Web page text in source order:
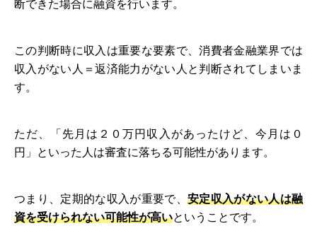
断できた場合に融資を行います。
この判断時に収入は重要な要素で、消費者金融業界では
収入がない人＝返済能力がない人と判断されてしまいま
す。
ただ、「先月は２０万円収入があったけど、今月は０
円」といった人は審査に落ちる可能性があります。
つまり、定期的な収入が重要で、 安定収入がない人は融
資を受けられない可能性が高いということです。